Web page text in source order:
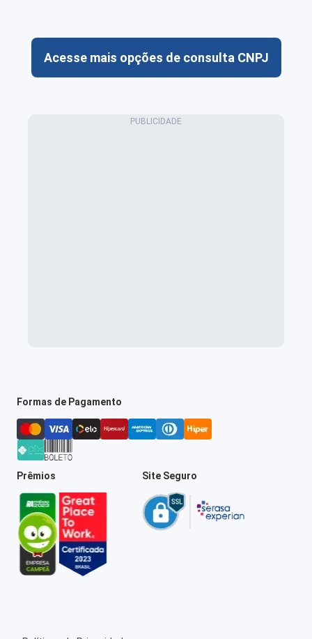
Acesse mais opções de consulta CNPJ
Formas de Pagamento
Prêmios Site Seguro